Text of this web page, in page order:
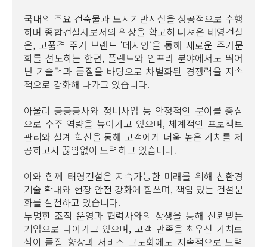
국내외 주요 건축물과 도시기반시설을 성공적으로 수행
하며 종합건설사로서의 위상을 확고히 다져온 태영건설
은, 고품격 주거 브랜드 ‘데시앙’을 통해 새로운 주거문
화를 선도하는 한편, 플랜트와 인프라 분야에서도 뛰어
난 기술력과 품질을 바탕으로 차별화된 경쟁력을 지속
적으로 강화해 나가고 있습니다.
아울러 공공공사와 정비사업 등 안정적인 분야를 중심
으로 수주 역량을 높여가고 있으며, 체계적인 프로젝트
관리와 설계 혁신을 통해 고객에게 더욱 높은 가치를 제
공하고자 끊임없이 노력하고 있습니다.
이와 함께 태영건설은 지속가능한 미래를 위해 친환경
기술 확대와 현장 안전 강화에 힘쓰며, 책임 있는 건설문
화를 실천하고 있습니다.
투명한 조직 운영과 협력사와의 상생을 통해 신뢰받는
기업으로 나아가고 있으며, 고객 만족을 최우선 가치로
삼아 품질 향상과 서비스 고도화에도 지속적으로 노력